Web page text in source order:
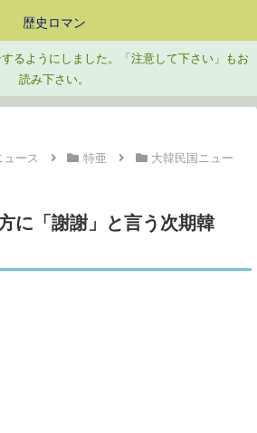
歴史ロマン
るようにしました。「注意して下さい」もお
読み下さい。
ュース 特亜
大韓民国ニュー
に「謝謝」と言う次期韓